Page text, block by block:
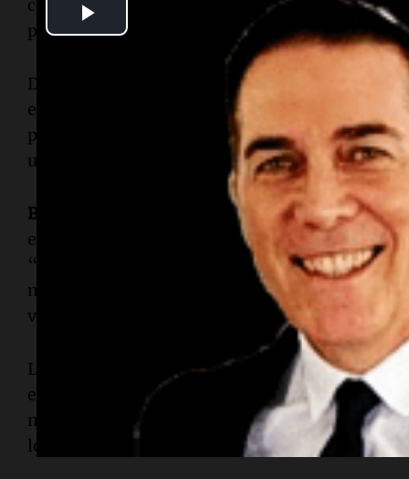
con reconocimientos a ciudades que lograron
planificación y administración pública.
Desde las 20, el Salón Metropolitano
fue
evento. La convocatoria incluyó a más de un
privado y representantes institucionales
urbano.
Bautista Pino , embajador de RIL Argentina,
espacio refleja una mayor profesionalización de
“Buscamos que se contagie el espíritu de
mostrar que hay municipios que están
vecinos”, expresó.
La Red de Innovación Local
trabaja desde
entre intendencias de distintos puntos del país
municipios son el nivel del Estado con mayor
lo tanto, con más capacidad de impacto directo.